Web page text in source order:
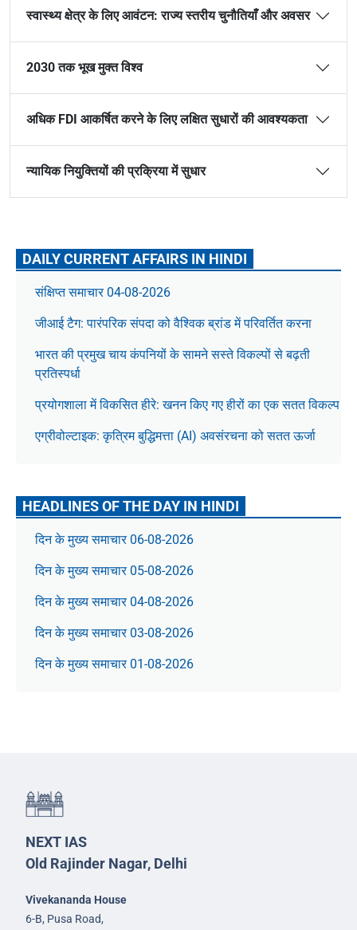
स्वास्थ्य क्षेत्र के लिए आवंटन: राज्य स्तरीय चुनौतियाँ और अवसर
2030 तक भूख मुक्त विश्व
अधिक FDI आकर्षित करने के लिए लक्षित सुधारों की आवश्यकता
न्यायिक नियुक्तियों की प्रक्रिया में सुधार
DAILY CURRENT AFFAIRS IN HINDI
संक्षिप्त समाचार 04-08-2026
जीआई टैग: पारंपरिक संपदा को वैश्विक ब्रांड में परिवर्तित करना
भारत की प्रमुख चाय कंपनियों के सामने सस्ते विकल्पों से बढ़ती
प्रतिस्पर्धा
प्रयोगशाला में विकसित हीरे: खनन किए गए हीरों का एक सतत विकल्प
एग्रीवोल्टाइक: कृत्रिम बुद्धिमत्ता (AI) अवसंरचना को सतत ऊर्जा
HEADLINES OF THE DAY IN HINDI
दिन के मुख्य समाचार 06-08-2026
दिन के मुख्य समाचार 05-08-2026
दिन के मुख्य समाचार 04-08-2026
दिन के मुख्य समाचार 03-08-2026
दिन के मुख्य समाचार 01-08-2026
NEXT IAS
Old Rajinder Nagar, Delhi
Vivekananda House
6-B, Pusa Road,